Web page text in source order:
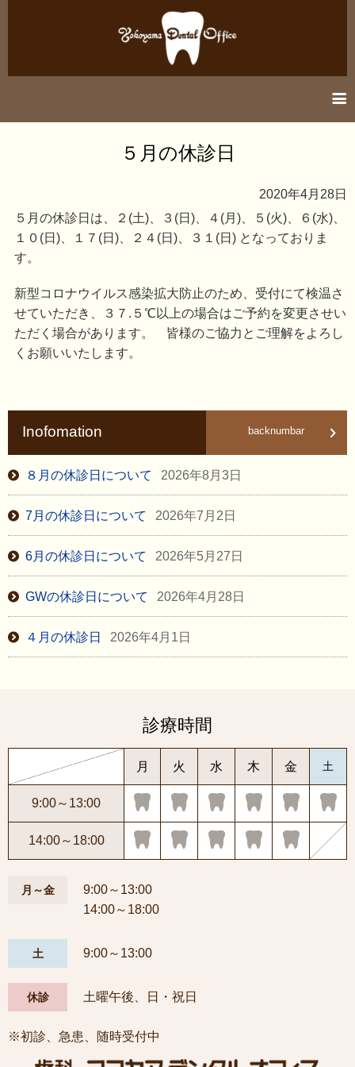
診療案内
アクセス
５月の休診日
2020年4月28日
５月の休診日は、２(土)、３(日)、４(月)、５(火)、６(水)、
１０(日)、１７(日)、２４(日)、３１(日) となっておりま
す。
新型コロナウイルス感染拡大防止のため、受付にて検温さ
せていただき、３７.５℃以上の場合はご予約を変更させい
ただく場合があります。 皆様のご協力とご理解をよろし
くお願いいたします。
Inofomation backnumbar
８月の休診日について 2026年8月3日
7月の休診日について 2026年7月2日
6月の休診日について 2026年5月27日
GWの休診日について 2026年4月28日
４月の休診日 2026年4月1日
診療時間
月 火 水 木 金 土
9:00～13:00
14:00～18:00
月～金
9:00～13:00
14:00～18:00
土 9:00～13:00
休診 土曜午後、日・祝日
※初診、急患、随時受付中